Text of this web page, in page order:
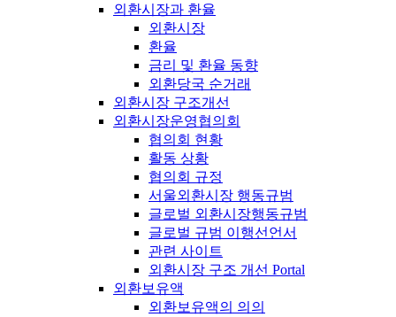
외환시장과 환율
외환시장
환율
금리 및 환율 동향
외환당국 순거래
외환시장 구조개선
외환시장운영협의회
협의회 현황
활동 상황
협의회 규정
서울외환시장 행동규범
글로벌 외환시장행동규범
글로벌 규범 이행선언서
관련 사이트
외환시장 구조 개선 Portal
외환보유액
외환보유액의 의의